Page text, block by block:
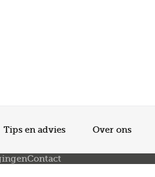
Tips en advies Over ons
Contact